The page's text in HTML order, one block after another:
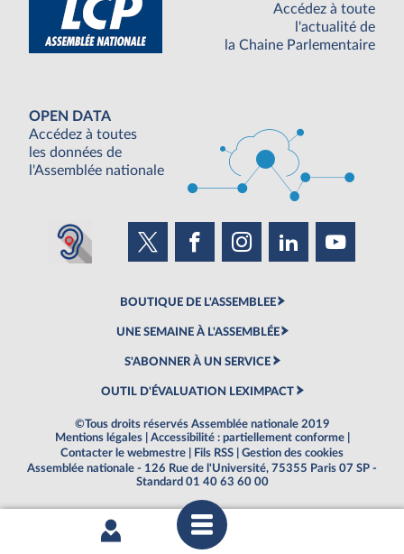
Accédez à toute
l'actualité de
la Chaine Parlementaire
OPEN DATA
Accédez à toutes
les données de
l'Assemblée nationale
BOUTIQUE DE L'ASSEMBLEE
UNE SEMAINE À L'ASSEMBLÉE
S'ABONNER À UN SERVICE
OUTIL D'ÉVALUATION LEXIMPACT
©Tous droits réservés Assemblée nationale 2019
Mentions légales
Accessibilité : partiellement conforme
Contacter le webmestre
Fils RSS
Gestion des cookies
Assemblée nationale - 126 Rue de l'Université, 75355 Paris 07 SP -
Standard 01 40 63 60 00